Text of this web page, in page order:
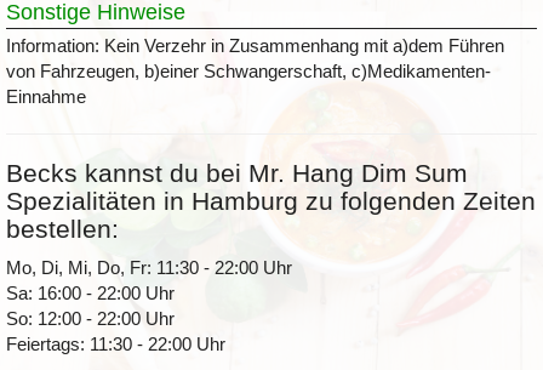
Sonstige Hinweise
Information: Kein Verzehr in Zusammenhang mit a)dem Führen
von Fahrzeugen, b)einer Schwangerschaft, c)Medikamenten-
Einnahme
Becks kannst du bei Mr. Hang Dim Sum
Spezialitäten in Hamburg zu folgenden Zeiten
bestellen:
Mo, Di, Mi, Do, Fr: 11:30 - 22:00 Uhr
Sa: 16:00 - 22:00 Uhr
So: 12:00 - 22:00 Uhr
Feiertags: 11:30 - 22:00 Uhr